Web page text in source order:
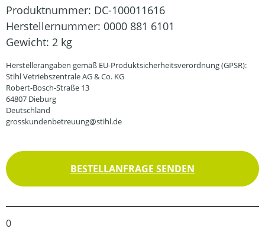
Produktnummer: DC-100011616
Herstellernummer: 0000 881 6101
Gewicht: 2 kg
Herstellerangaben gemäß EU-Produktsicherheitsverordnung (GPSR):
Stihl Vetriebszentrale AG & Co. KG
Robert-Bosch-Straße 13
64807 Dieburg
Deutschland
grosskundenbetreuung@stihl.de
BESTELLANFRAGE SENDEN
0